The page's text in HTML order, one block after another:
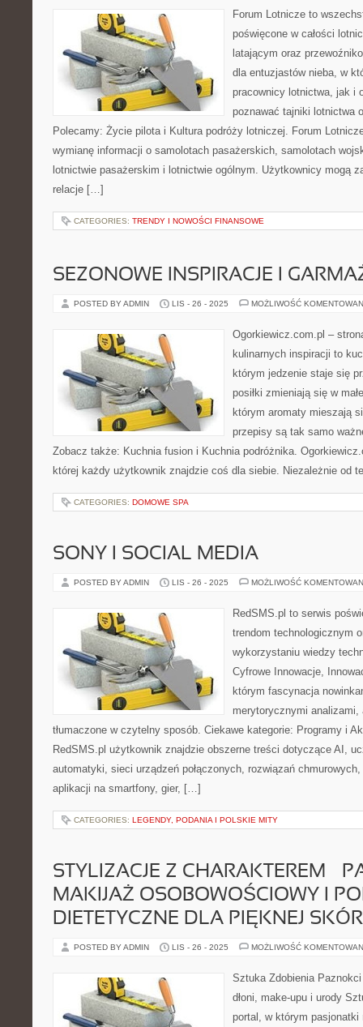
Forum Lotnicze to
poświęcone w całości
latającym oraz
dla entuzjastów nieba, w
pracownicy lotnictwa, jak i
poznawać tajniki lotnictwa
Polecamy: Życie pilota i Kultura podróży lotniczej. Forum
wymianę informacji o samolotach pasażerskich, samolotach
lotnictwie pasażerskim i lotnictwie ogólnym. Użytkownicy mogą
relacje […]
CATEGORIES: TRENDY I NOWOŚCI FINANSOWE
SEZONOWE INSPIRACJE I
POSTED BY ADMIN LIS - 26 - 2025 MOŻLIWOŚĆ
Ogorkiewicz.com.pl –
kulinarnych inspiracji to
którym jedzenie staje się
posiłki zmieniają się w
którym aromaty mieszają
przepisy są tak samo
Zobacz także: Kuchnia fusion i Kuchnia podróżnika.
której każdy użytkownik znajdzie coś dla siebie. Niezależnie od
CATEGORIES: DOMOWE SPA
SONY I SOCIAL MEDIA
POSTED BY ADMIN LIS - 26 - 2025 MOŻLIWOŚĆ
RedSMS.pl to serwis
trendom technologicznym
wykorzystaniu wiedzy
Cyfrowe Innowacje,
którym fascynacja
merytorycznymi analizami,
tłumaczone w czytelny sposób. Ciekawe kategorie: Programy i
RedSMS.pl użytkownik znajdzie obszerne treści dotyczące AI,
automatyki, sieci urządzeń połączonych, rozwiązań
aplikacji na smartfony, gier, […]
CATEGORIES: LEGENDY, PODANIA I POLSKIE MITY
STYLIZACJE Z CHARAKTEREM –
MAKIJAŻ OSOBOWOŚCIOWY I
DIETETYCZNE DLA PIĘKNEJ
POSTED BY ADMIN LIS - 26 - 2025 MOŻLIWOŚĆ
Sztuka Zdobienia
dłoni, make-upu i urody
portal, w którym pasjonatki